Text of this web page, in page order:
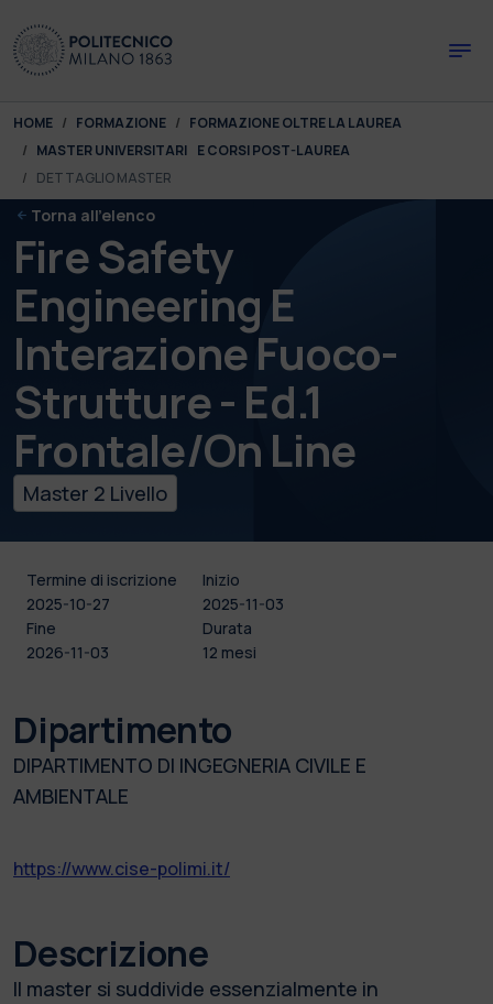
You are here:
HOME FORMAZIONE
FORMAZIONE OLTRE LA LAUREA
MASTER UNIVERSITARI E CORSI POST-LAUREA
DETTAGLIO MASTER
Torna all'elenco
Fire Safety
Engineering E
Interazione Fuoco-
Strutture - Ed.1
Frontale/on Line
Master 2 Livello
Termine di iscrizione
2025-10-27
Inizio
2025-11-03
Fine
2026-11-03
Durata
12 mesi
Dipartimento
DIPARTIMENTO DI INGEGNERIA CIVILE E
AMBIENTALE
https://www.cise-polimi.it/
Descrizione
Il master si suddivide essenzialmente in